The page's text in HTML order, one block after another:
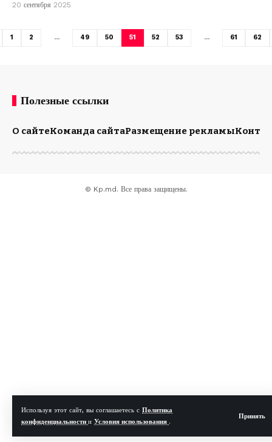
Используя этот сайт, вы соглашаетесь с Политика
конфиденциальности и Условия использования .
Принять
20 сентября 2025
1 2 … 49 50 51 52 53 … 61 62
Полезные ссылки
О сайтеКоманда сайтаРазмещение рекламы
© Kp.md. Все права защищены.